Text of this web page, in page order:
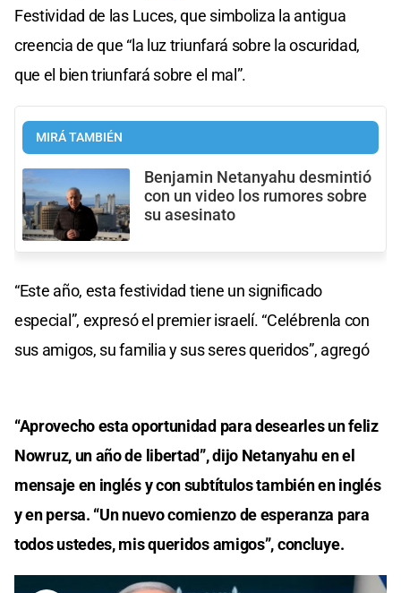
Festividad de las Luces, que simboliza la antigua
creencia de que “la luz triunfará sobre la oscuridad,
que el bien triunfará sobre el mal”.
MIRÁ TAMBIÉN
Benjamin Netanyahu desmintió
con un video los rumores sobre
su asesinato
“Este año, esta festividad tiene un significado
especial”, expresó el premier israelí. “Celébrenla con
sus amigos, su familia y sus seres queridos”, agregó
“Aprovecho esta oportunidad para desearles un feliz
Nowruz, un año de libertad”, dijo Netanyahu en el
mensaje en inglés y con subtítulos también en inglés
y en persa. “Un nuevo comienzo de esperanza para
todos ustedes, mis queridos amigos”, concluye.